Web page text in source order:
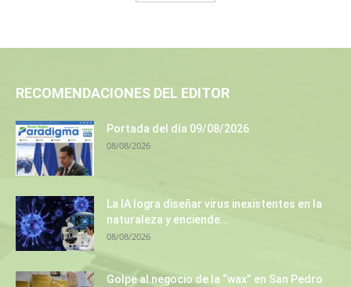
RECOMENDACIONES DEL EDITOR
Portada del día 09/08/2026
08/08/2026
La IA logra diseñar virus inexistentes en la
naturaleza y enciende...
08/08/2026
Golpe al negocio de la “wax” en San Pedro